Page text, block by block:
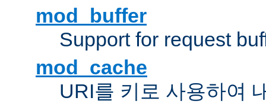
mod_buffer
Support for request
mod_cache
URI를 키로 사용하여